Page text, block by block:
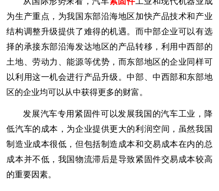
为生产重点，为我国东部沿海地区加快产品技术和产业
结构调整升级提供了难得的机遇。而中部企业可以有选
择的承接东部沿海发达地区的产品转移，利用中西部的
土地、劳动力、能源等优势，而东部地区的企业同样可
以利用这一机会进行产品升级。中部、中西部和东部地
区的企业均可以从中获得更多的财富。
发展汽车专用紧固件可以发展我国的汽车工业，降
低汽车的成本，为企业提供更大的利润空间，虽然我国
制造业成本很低，但包括制造成本和交易成本在内的总
成本并不低，我国物流滞后是导致紧固件交易成本较高
的重要因素。